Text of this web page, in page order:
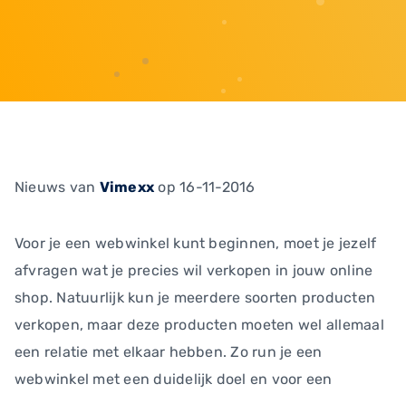
Nieuws van Vimexx op 16-11-2016
Voor je een webwinkel kunt beginnen, moet je jezelf
afvragen wat je precies wil verkopen in jouw online
shop. Natuurlijk kun je meerdere soorten producten
verkopen, maar deze producten moeten wel allemaal
een relatie met elkaar hebben. Zo run je een
webwinkel met een duidelijk doel en voor een